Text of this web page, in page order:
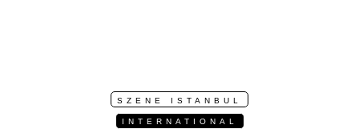
SZENE ISTANBUL
INTERNATIONAL